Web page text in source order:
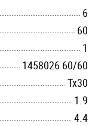
6
60
1
1458026 60/60
Tx30
1.9
4.4